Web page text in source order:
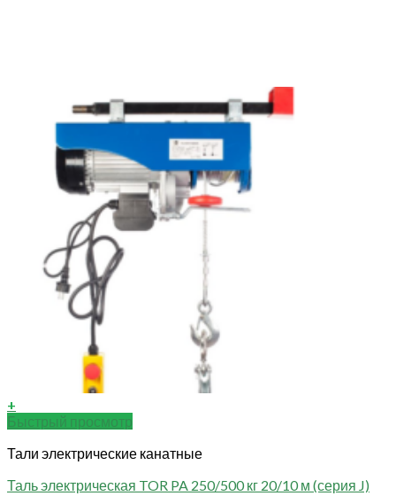
+
Быстрый просмотр
Тали электрические канатные
Таль электрическая TOR PA 250/500 кг 20/10 м (серия J)